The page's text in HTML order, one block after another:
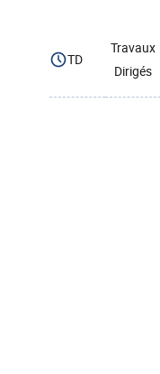
TD
Travaux
Dirigés